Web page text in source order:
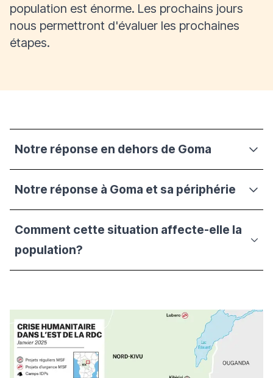
population est énorme. Les prochains jours
nous permettront d'évaluer les prochaines
étapes.
Notre réponse en dehors de Goma
Notre réponse à Goma et sa périphérie
Comment cette situation affecte-elle la
population?